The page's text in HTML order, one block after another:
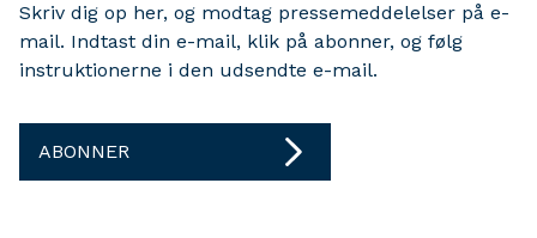
Skriv dig op her, og modtag pressemeddelelser på e-
mail. Indtast din e-mail, klik på abonner, og følg
instruktionerne i den udsendte e-mail.
ABONNER